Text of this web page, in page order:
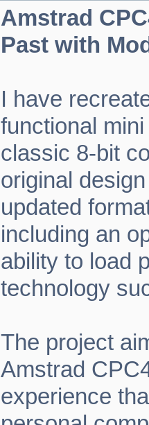
Amstrad
Past with
I have
functional
classic 8-bit
original
updated
including an
ability to load
technology
The project
Amstrad
experience